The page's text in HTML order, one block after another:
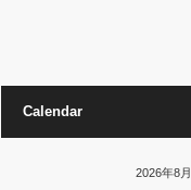
Calendar
2026年8月